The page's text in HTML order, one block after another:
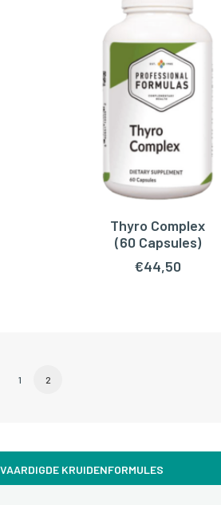
TOEVOEGEN AAN
Thyro Complex
(60 Capsules)
€44,50
1 2
KRUIDENFORMULES